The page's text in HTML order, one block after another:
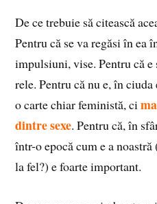
De ce trebuie să citească
Pentru că se va regăsi în ea
impulsiuni, vise. Pentru că
rele. Pentru că nu e, în
o carte chiar feministă, ci
dintre sexe. Pentru că, în
într-o epocă cum e a
la fel?) e foarte important.